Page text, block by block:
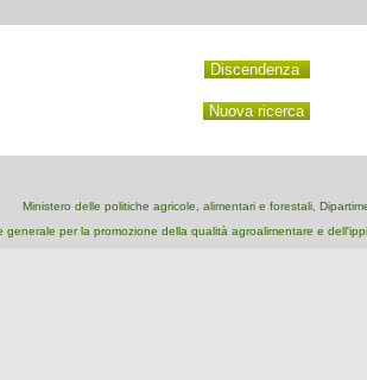
Ministero delle politiche agricole, alimentari e forestali,
generale per la promozione della qualità agroalimentare e